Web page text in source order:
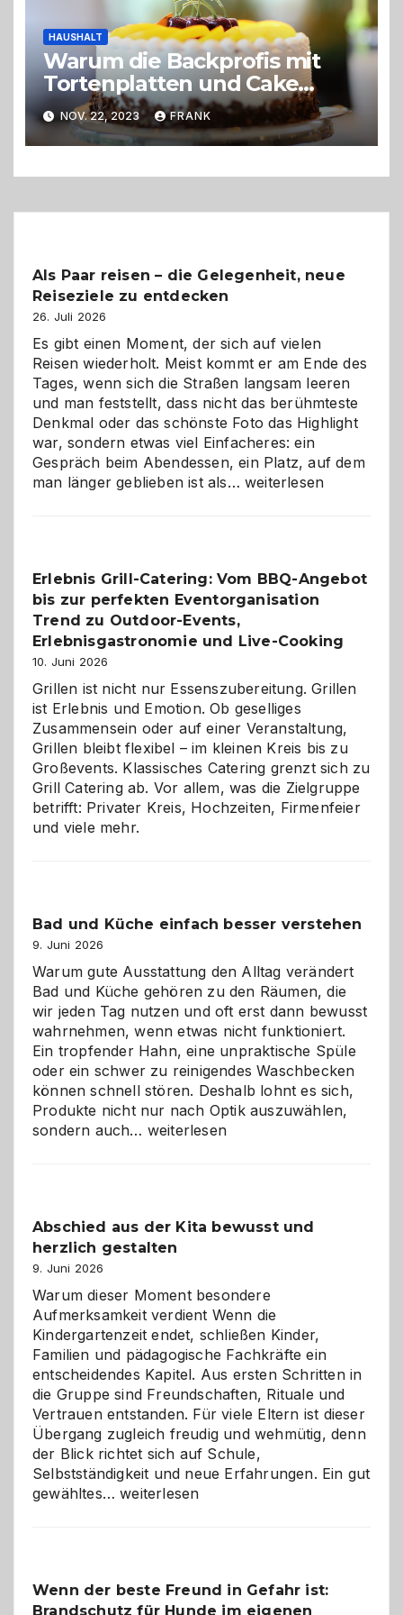
HAUSHALT
Warum die Backprofis mit
Tortenplatten und Cake
Boards arbeiten
NOV. 22, 2023 FRANK
Als Paar reisen – die Gelegenheit, neue
Reiseziele zu entdecken
26. Juli 2026
Es gibt einen Moment, der sich auf vielen
Reisen wiederholt. Meist kommt er am Ende des
Tages, wenn sich die Straßen langsam leeren
und man feststellt, dass nicht das berühmteste
Denkmal oder das schönste Foto das Highlight
war, sondern etwas viel Einfacheres: ein
Gespräch beim Abendessen, ein Platz, auf dem
man länger geblieben ist als… Als
Gelegenheit,
neue
zu
weiterlesen
Erlebnis Grill-Catering: Vom BBQ-Angebot
bis zur perfekten Eventorganisation
Trend zu Outdoor-Events,
Erlebnisgastronomie und Live-Cooking
10. Juni 2026
Grillen ist nicht nur Essenszubereitung. Grillen
ist Erlebnis und Emotion. Ob geselliges
Zusammensein oder auf einer Veranstaltung,
Grillen bleibt flexibel – im kleinen Kreis bis zu
Großevents. Klassisches Catering grenzt sich zu
Grill Catering ab. Vor allem, was die Zielgruppe
betrifft: Privater Kreis, Hochzeiten, Firmenfeier
und viele mehr.
Bad und Küche einfach besser verstehen
9. Juni 2026
Warum gute Ausstattung den Alltag verändert
Bad und Küche gehören zu den Räumen, die
wir jeden Tag nutzen und oft erst dann bewusst
wahrnehmen, wenn etwas nicht funktioniert.
Ein tropfender Hahn, eine unpraktische Spüle
oder ein schwer zu reinigendes Waschbecken
können schnell stören. Deshalb lohnt es sich,
Produkte nicht nur nach Optik auszuwählen,
sondern auch… Bad
verstehen
weiterlesen
Abschied aus der Kita bewusst und
herzlich gestalten
9. Juni 2026
Warum dieser Moment besondere
Aufmerksamkeit verdient Wenn die
Kindergartenzeit endet, schließen Kinder,
Familien und pädagogische Fachkräfte ein
entscheidendes Kapitel. Aus ersten Schritten in
die Gruppe sind Freundschaften, Rituale und
Vertrauen entstanden. Für viele Eltern ist dieser
Übergang zugleich freudig und wehmütig, denn
der Blick richtet sich auf Schule,
Selbstständigkeit und neue Erfahrungen. Ein gut
gewähltes…Abschied
und
weiterlesen
Wenn der beste Freund in Gefahr ist:
Brandschutz für Hunde im eigenen